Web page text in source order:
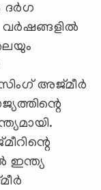
ദർഗ
വർഷങ്ങളിൽ
അജ്‌മീർ
ഇന്ത്യ